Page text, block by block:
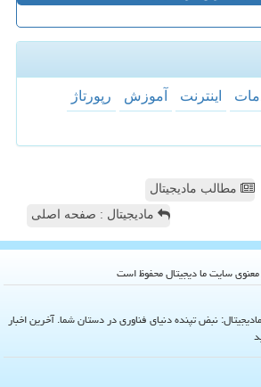
اینترنت آموزش
رپورتاژ
مطالب مادیجیتال
مادیجیتال : صفحه اصلی
نبض تپنده دنیای فناوری در دستان شما. آخرین اخبار